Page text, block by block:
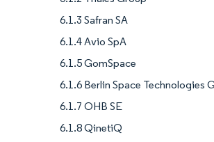
6.1.3 Safran SA
6.1.4 Avio SpA
6.1.5 GomSpace
6.1.6 Berlin Space Technologies
6.1.7 OHB SE
6.1.8 QinetiQ